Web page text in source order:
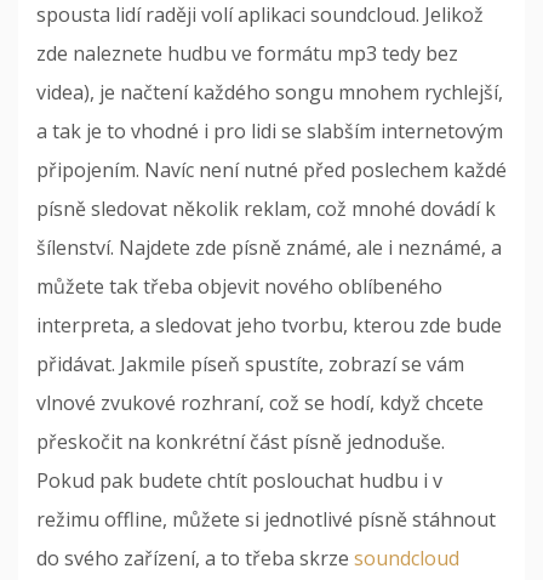
spousta lidí raději volí aplikaci soundcloud. Jelikož
zde naleznete hudbu ve formátu mp3 tedy bez
videa), je načtení každého songu mnohem rychlejší,
a tak je to vhodné i pro lidi se slabším internetovým
připojením. Navíc není nutné před poslechem každé
písně sledovat několik reklam, což mnohé dovádí k
šílenství. Najdete zde písně známé, ale i neznámé, a
můžete tak třeba objevit nového oblíbeného
interpreta, a sledovat jeho tvorbu, kterou zde bude
přidávat. Jakmile píseň spustíte, zobrazí se vám
vlnové zvukové rozhraní, což se hodí, když chcete
přeskočit na konkrétní část písně jednoduše.
Pokud pak budete chtít poslouchat hudbu i v
režimu offline, můžete si jednotlivé písně stáhnout
do svého zařízení, a to třeba skrze soundcloud